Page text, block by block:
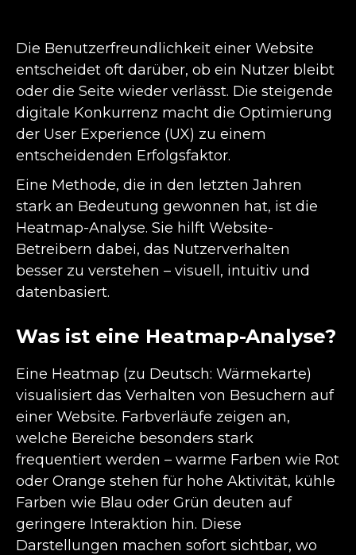
Die Benutzerfreundlichkeit einer Website
entscheidet oft darüber, ob ein Nutzer bleibt
oder die Seite wieder verlässt. Die steigende
digitale Konkurrenz macht die Optimierung
der User Experience (UX) zu einem
entscheidenden Erfolgsfaktor.
Eine Methode, die in den letzten Jahren
stark an Bedeutung gewonnen hat, ist die
Heatmap-Analyse. Sie hilft Website-
Betreibern dabei, das Nutzerverhalten
besser zu verstehen – visuell, intuitiv und
datenbasiert.
Was ist eine Heatmap-Analyse?
Eine Heatmap (zu Deutsch: Wärmekarte)
visualisiert das Verhalten von Besuchern auf
einer Website. Farbverläufe zeigen an,
welche Bereiche besonders stark
frequentiert werden – warme Farben wie Rot
oder Orange stehen für hohe Aktivität, kühle
Farben wie Blau oder Grün deuten auf
geringere Interaktion hin. Diese
Darstellungen machen sofort sichtbar, wo